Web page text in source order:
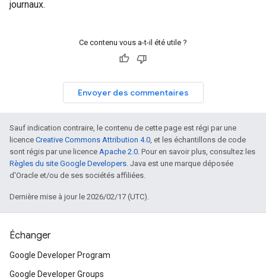
journaux.
Ce contenu vous a-t-il été utile ?
Envoyer des commentaires
Sauf indication contraire, le contenu de cette page est régi par une
licence Creative Commons Attribution 4.0, et les échantillons de code
sont régis par une licence Apache 2.0. Pour en savoir plus, consultez les
Règles du site Google Developers. Java est une marque déposée
d'Oracle et/ou de ses sociétés affiliées.
Dernière mise à jour le 2026/02/17 (UTC).
Échanger
Google Developer Program
Google Developer Groups